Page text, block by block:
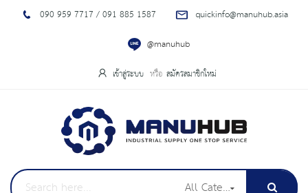
090 959 7717 / 091 885 1587
quickinfo@manuhub.asia
@manuhub
เข้าสู่ระบบ สมัครสมาชิกใหม่
All Categories